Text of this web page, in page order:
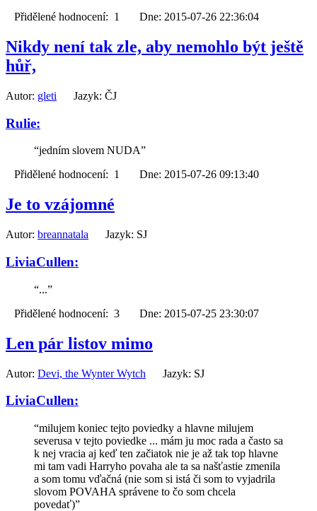
Přidělené hodnocení: 1 Dne: 2015-07-26 22:36:04
Nikdy není tak zle, aby nemohlo být ještě
hůř,
Autor: gleti Jazyk: ČJ
Rulie:
“jedním slovem NUDA”
Přidělené hodnocení: 1 Dne: 2015-07-26 09:13:40
Je to vzájomné
Autor: breannatala Jazyk: SJ
LiviaCullen:
“...”
Přidělené hodnocení: 3 Dne: 2015-07-25 23:30:07
Len pár listov mimo
Autor: Devi, the Wynter Wytch Jazyk: SJ
LiviaCullen:
“milujem koniec tejto poviedky a hlavne milujem
severusa v tejto poviedke ... mám ju moc rada a často sa
k nej vracia aj keď ten začiatok nie je až tak top hlavne
mi tam vadi Harryho povaha ale ta sa našťastie zmenila
a som tomu vďačná (nie som si istá či som to vyjadrila
slovom POVAHA správene to čo som chcela
povedať)”